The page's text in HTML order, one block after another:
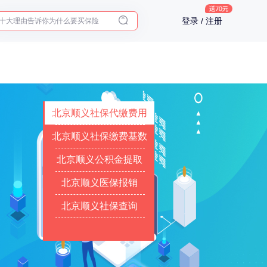
职体检在线预约 登录 / 注册
北京顺义社保代缴费用
北京顺义社保缴费基数
北京顺义公积金提取
北京顺义医保报销
北京顺义社保查询